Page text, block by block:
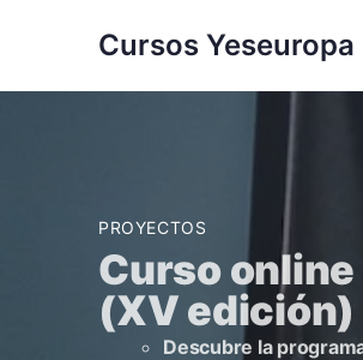
Cursos Yeseuropa
PROYECTOS
Curso
(XV edición)
Descubre la